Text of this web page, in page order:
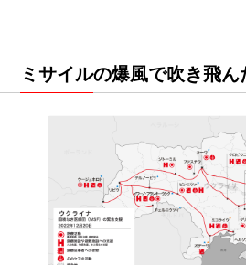
ミサイルの爆風で吹き飛